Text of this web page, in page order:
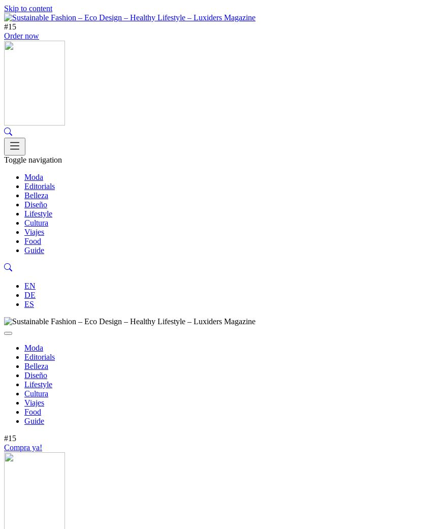
Skip to content
#15
Order now
Toggle navigation
Moda
Editorials
Belleza
Diseño
Lifestyle
Cultura
Viajes
Food
Guide
EN
DE
ES
Moda
Editorials
Belleza
Diseño
Lifestyle
Cultura
Viajes
Food
Guide
#15
Compra ya!